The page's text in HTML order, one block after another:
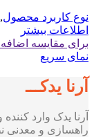
نوع کاربرد محصول,
اطلاعات بیشتر
برای مقایسه اضافه
نمای سریع
آرنا یدکـــ
آرنا یدک وارد
راهسازی و معدنی